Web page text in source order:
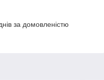
за домовленістю